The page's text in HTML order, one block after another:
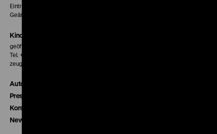
Eintritt 5 €
Geänderte Preise sind im Programm vermerkt.
Kinokasse
geöffnet 30 Minuten vor Beginn der ersten Vorstellung
Tel. + 49 30 20304-770
zeughauskino@dhm.de
Autor*innen
Presse
Kontakt
Newsletter